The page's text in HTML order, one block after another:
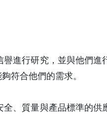
進行研究，並與他們進
符合他們的需求。
、質量與產品標準的供